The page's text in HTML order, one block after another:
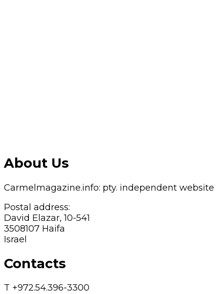
About Us
Carmelmagazine.info: pty. independent website
Postal address:
David Elazar, 10-541
3508107 Haifa
Israel
Contacts
T +972.54.396-3300